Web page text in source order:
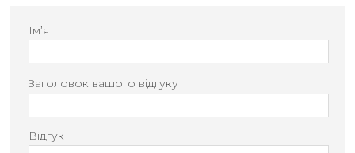
Ім’я
Заголовок вашого відгуку
Відгук